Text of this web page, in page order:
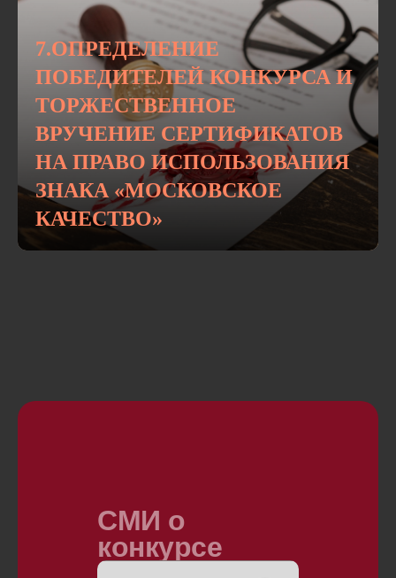
7.ОПРЕДЕЛЕНИЕ
ПОБЕДИТЕЛЕЙ КОНКУРСА И
ТОРЖЕСТВЕННОЕ
ВРУЧЕНИЕ СЕРТИФИКАТОВ
НА ПРАВО ИСПОЛЬЗОВАНИЯ
ЗНАКА «МОСКОВСКОЕ
КАЧЕСТВО»
СМИ о
конкурсе